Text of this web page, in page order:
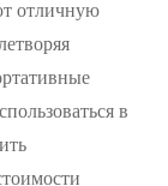
отличную
в